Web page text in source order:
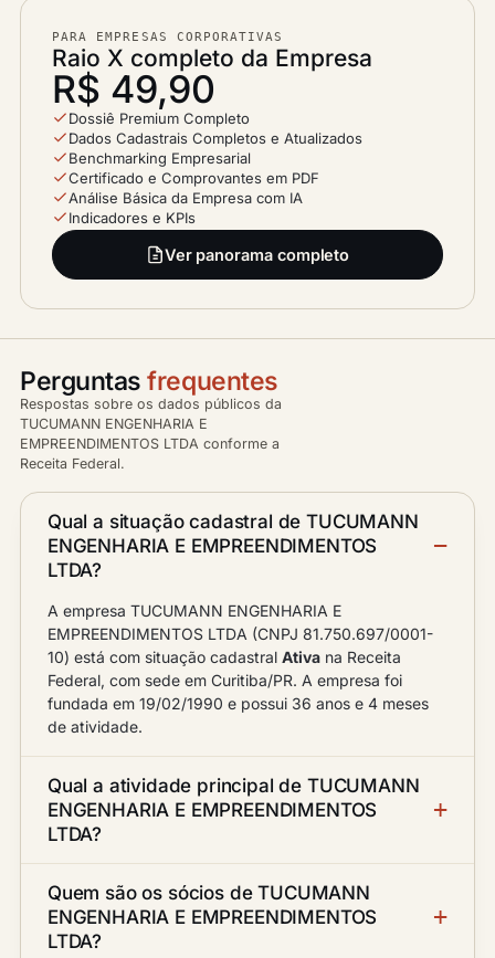
PARA EMPRESAS CORPORATIVAS
Raio X completo da Empresa
R$ 49,90
Dossiê Premium Completo
Dados Cadastrais Completos e Atualizados
Benchmarking Empresarial
Certificado e Comprovantes em PDF
Análise Básica da Empresa com IA
Indicadores e KPIs
Ver panorama completo
Perguntasfrequentes
Respostas sobre os dados públicos da
TUCUMANN ENGENHARIA E
EMPREENDIMENTOS LTDA conforme a
Receita Federal.
Qual a situação cadastral de TUCUMANN
ENGENHARIA E EMPREENDIMENTOS
LTDA?
A empresa TUCUMANN ENGENHARIA E
EMPREENDIMENTOS LTDA (CNPJ 81.750.697/0001-
10) está com situação cadastral Ativa na Receita
Federal, com sede em Curitiba/PR. A empresa foi
fundada em 19/02/1990 e possui 36 anos e 4 meses
de atividade.
Qual a atividade principal de TUCUMANN
ENGENHARIA E EMPREENDIMENTOS
LTDA?
Quem são os sócios de TUCUMANN
ENGENHARIA E EMPREENDIMENTOS
LTDA?